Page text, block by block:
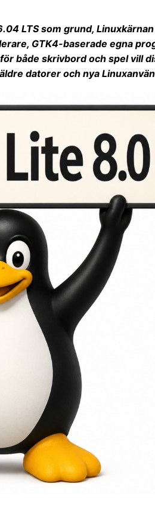
LTS som grund,
GTK4-baserade egna
både skrivbord och spel vill
datorer och nya